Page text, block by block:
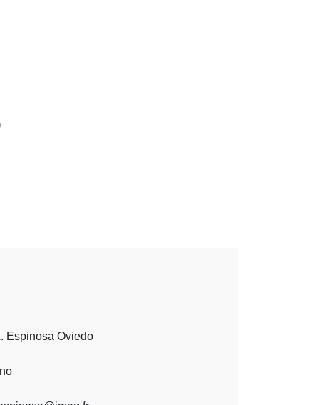
Espinosa Oviedo